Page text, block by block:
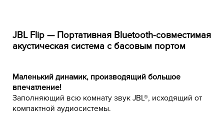
JBL Flip — Портативная Bluetooth-совместимая
акустическая система с басовым портом
Маленький динамик, производящий большое
впечатление!
Заполняющий всю комнату звук JBL®, исходящий от
компактной аудиосистемы.